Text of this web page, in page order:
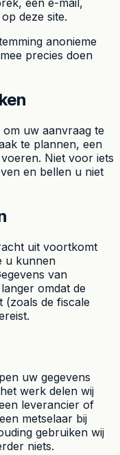
een e-mail,
deze site.
anonieme
precies doen
uw aanvraag te
te plannen, een
Niet voor iets
en bellen u niet
uit voortkomt
u kunnen
van
omdat de
(zoals de fiscale
uw gegevens
werk delen wij
leverancier of
metselaar bij
gebruiken wij
niets.